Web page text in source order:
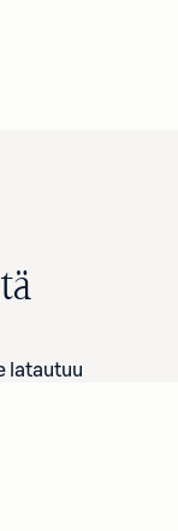
latautuu